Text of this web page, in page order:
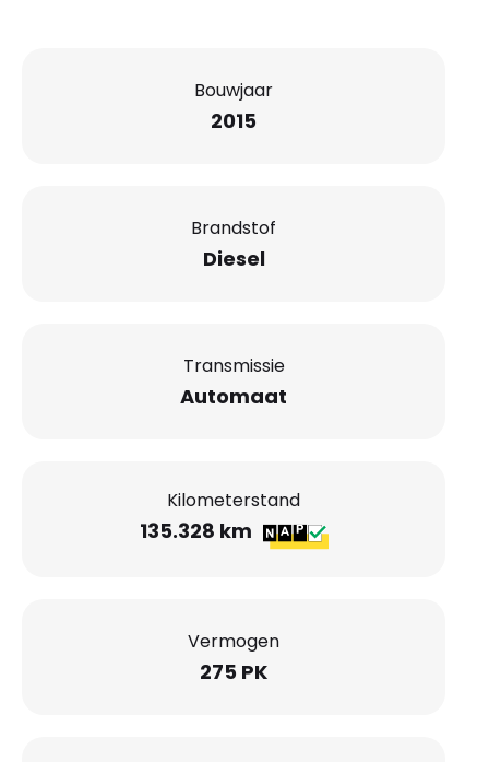
Bouwjaar
2015
Brandstof
Diesel
Transmissie
Automaat
Kilometerstand
135.328 km
Vermogen
275 PK